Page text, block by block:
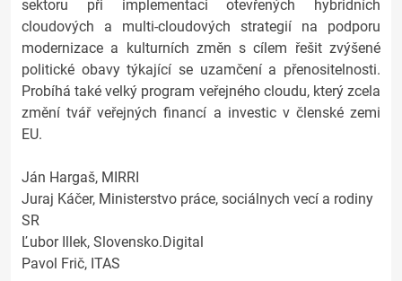
sektoru při implementaci otevřených hybridních
cloudových a multi-cloudových strategií na podporu
modernizace a kulturních změn s cílem řešit zvýšené
politické obavy týkající se uzamčení a přenositelnosti.
Probíhá také velký program veřejného cloudu, který zcela
změní tvář veřejných financí a investic v členské zemi
EU.
Ján Hargaš, MIRRI
Juraj Káčer, Ministerstvo práce, sociálnych vecí a rodiny
SR
Ľubor Illek, Slovensko.Digital
Pavol Frič, ITAS